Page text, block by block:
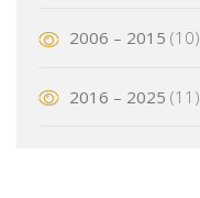
2006 – 2015 (10)
2016 – 2025 (11)